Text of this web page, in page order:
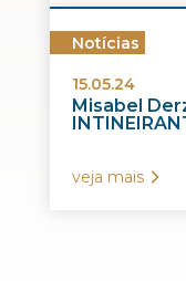
Notícias
15.05.24
Misabel
veja mais